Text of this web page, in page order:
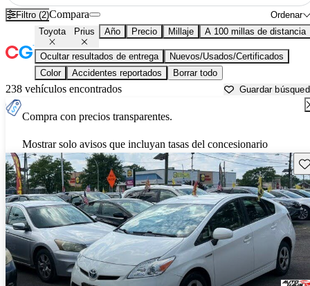
Filtro (2) Ordenar
Compara
Toyota Prius Año Precio Millaje A 100 millas de distancia
Ocultar resultados de entrega
Nuevos/Usados/Certificados
Color
Accidentes reportados Borrar todo
238 vehículos encontrados Guardar
Compra con precios transparentes.
Mostrar solo avisos que incluyan tasas del concesionario